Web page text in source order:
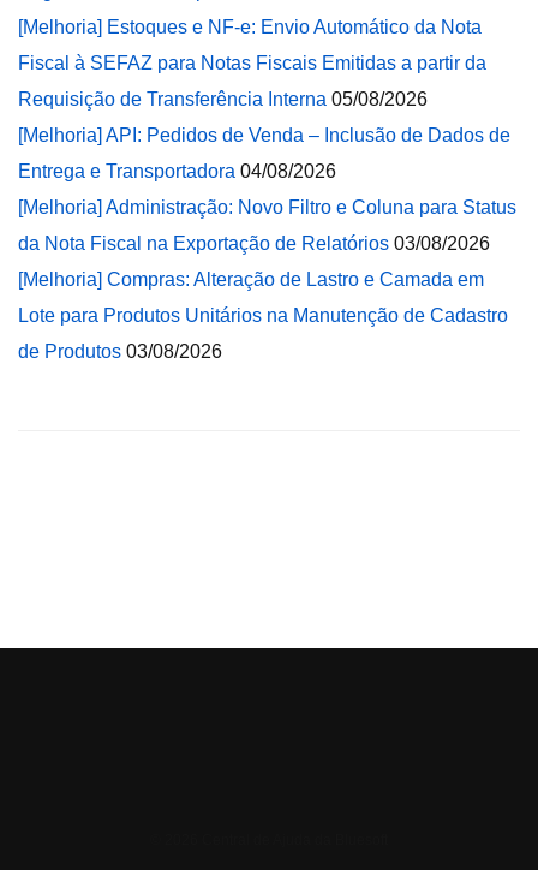
[Melhoria] Estoques e NF-e: Envio Automático da Nota
Fiscal à SEFAZ para Notas Fiscais Emitidas a partir da
Requisição de Transferência Interna 05/08/2026
[Melhoria] API: Pedidos de Venda – Inclusão de Dados de
Entrega e Transportadora 04/08/2026
[Melhoria] Administração: Novo Filtro e Coluna para Status
da Nota Fiscal na Exportação de Relatórios 03/08/2026
[Melhoria] Compras: Alteração de Lastro e Camada em
Lote para Produtos Unitários na Manutenção de Cadastro
de Produtos 03/08/2026